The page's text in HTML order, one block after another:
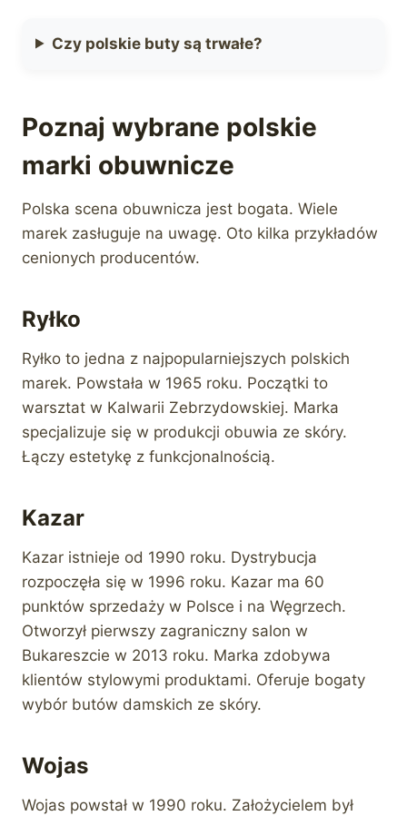
Czy polskie buty są trwałe?
Poznaj wybrane polskie
marki obuwnicze
Polska scena obuwnicza jest bogata. Wiele
marek zasługuje na uwagę. Oto kilka przykładów
cenionych producentów.
Ryłko
Ryłko to jedna z najpopularniejszych polskich
marek. Powstała w 1965 roku. Początki to
warsztat w Kalwarii Zebrzydowskiej. Marka
specjalizuje się w produkcji obuwia ze skóry.
Łączy estetykę z funkcjonalnością.
Kazar
Kazar istnieje od 1990 roku. Dystrybucja
rozpoczęła się w 1996 roku. Kazar ma 60
punktów sprzedaży w Polsce i na Węgrzech.
Otworzył pierwszy zagraniczny salon w
Bukareszcie w 2013 roku. Marka zdobywa
klientów stylowymi produktami. Oferuje bogaty
wybór butów damskich ze skóry.
Wojas
Wojas powstał w 1990 roku. Założycielem był